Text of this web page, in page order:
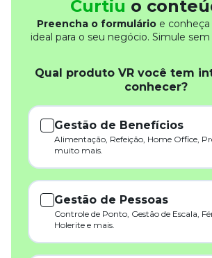
Curtiu o
Preencha o formulárioe conheça
ideal para o seu negócio. Simule
Qual produto VR você tem
conhecer?
Gestão de Benefícios
Alimentação, Refeição, Home Office,
muito mais.
Gestão de Pessoas
Controle de Ponto, Gestão de Escala,
Holerite e mais.